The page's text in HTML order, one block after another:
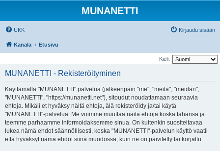
MUNANETTI
UKK Kirjaudu sisään
Kanala Etusivu
Kieli:
MUNANETTI - Rekisteröityminen
Käyttämällä "MUNANETTI" palvelua (jälkeenpäin "me", "meitä", "meidän",
"MUNANETTI", "https://munanetti.net"), sitoudut noudattamaan seuraavia
ehtoja. Mikäli et hyväksy näitä ehtoja, älä rekisteröidy ja/tai käytä
"MUNANETTI"-palvelua. Me voimme muuttaa näitä ehtoja koska tahansa ja
teemme parhaamme informoidaksemme sinua. On kuitenkin suositeltavaa
lukea nämä ehdot säännöllisesti, koska "MUNANETTI"-palvelun käyttö vaatii
että hyväksyt nämä ehdot siinä muodossa, kuin ne on päivitetty tai korjattu.